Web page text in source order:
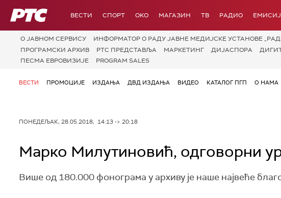
РТС ВЕСТИ СПОРТ OKO МАГАЗИН ТВ РАДИО
О JАВНОМ СЕРВИСУ ИНФОРМАТОР О РАДУ ЈАВНЕ МЕДИЈСКЕ УСТАНОВЕ
ПРОГРАМСКИ АРХИВ
РТС ПРЕДСТАВЉА МАРКЕТИНГ ДИЈАСПОРА
ПЕСМА ЕВРОВИЗИЈЕ
PROGRAM SALES
ВЕСТИ ПРОМОЦИЈЕ ИЗДАЊА ДВД ИЗДАЊА ВИДЕО КАТАЛОГ ПГП О НАМА
ПОНЕДЕЉАК, 28.05.2018, 14:13 -> 20:18
Марко Милутиновић, одговорни
Више од 180.000 фонограма у архиву је наше највеће